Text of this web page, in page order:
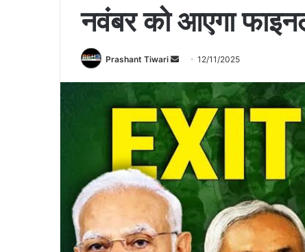
नवंबर को आएगा
Prashant Tiwari
Send
email
12/11/2025